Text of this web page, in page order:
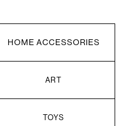
HOME ACCESSORIES
ART
TOYS